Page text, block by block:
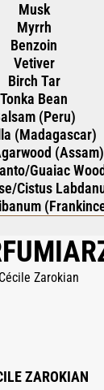
Musk
Myrrh
Benzoin
Vetiver
Birch Tar
Tonka Bean
(Peru)
(Madagascar)
(Assam)
Guaiac Wood
Cistus
BENZOATE,
COUMARIN,
CITRAL,
ZAROKIAN